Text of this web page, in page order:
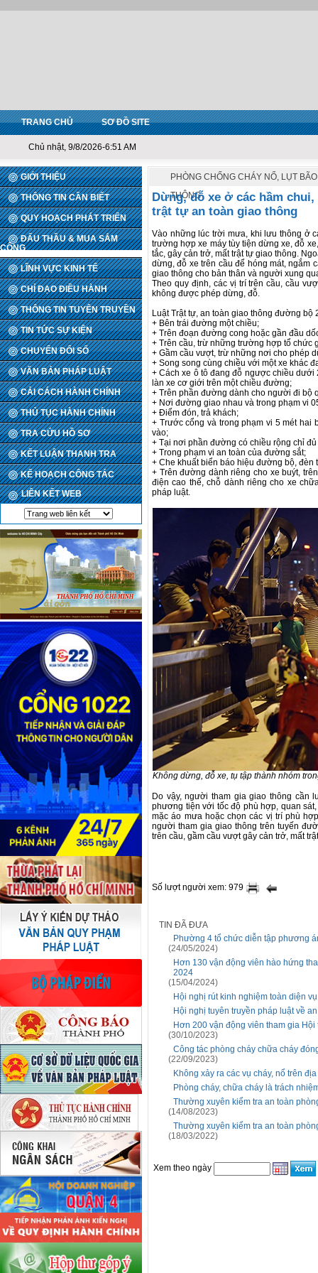
TRANG CHỦ SƠ ĐỒ SITE
Chủ nhật, 9/8/2026-6:51 AM
GIỚI THIỆU
THÔNG TIN CẦN BIẾT
QUY HOẠCH PHÁT TRIỂN
ĐẤU THẦU & MUA SẮM
CÔNG
LĨNH VỰC KINH TẾ
CHỈ ĐẠO ĐIỀU HÀNH
THÔNG TIN TUYÊN TRUYỀN
TIN TỨC SỰ KIỆN
CHUYỂN ĐỔI SỐ
VĂN BẢN PHÁP LUẬT
CẢI CÁCH HÀNH CHÍNH
THỦ TỤC HÀNH CHÍNH
TRA CỨU HỒ SƠ
KẾT LUẬN THANH TRA
KẾ HOẠCH CÔNG TÁC
LIÊN KẾT WEB
PHÒNG CHỐNG CHÁY NỔ, LỤT
THÔNG
Dừng, đỗ xe ở các hầm
trật tự an toàn giao thông
Vào những lúc trời mưa, khi lưu thông ở
trường hợp xe máy tùy tiện dừng xe, đỗ
tắc, gây cản trở, mất trật tự giao thông.
dừng, đỗ xe trên cầu để hóng mát, ngắm
giao thông cho bản thân và người xung
Theo quy định, các vị trí trên cầu, cầu
không được phép dừng, đỗ.
Luật Trật tự, an toàn giao thông đường
+ Bên trái đường một chiều;
+ Trên đoạn đường cong hoặc gần đầu
+ Trên cầu, trừ những trường hợp tổ chức
+ Gầm cầu vượt, trừ những nơi cho phép
+ Song song cùng chiều với một xe khác
+ Cách xe ô tô đang đỗ ngược chiều
làn xe cơ giới trên một chiều đường;
+ Trên phần đường dành cho người đi bộ
+ Nơi đường giao nhau và trong phạm vi
+ Điểm đón, trả khách;
+ Trước cổng và trong phạm vi 5 mét hai
vào;
+ Tại nơi phần đường có chiều rộng chỉ
+ Trong phạm vi an toàn của đường sắt;
+ Che khuất biển báo hiệu đường bộ, đèn
+ Trên đường dành riêng cho xe buýt,
điện cao thế, chỗ dành riêng cho xe
pháp luật.
Không dừng, đỗ xe, tụ tập thành nhóm
Do vậy, người tham gia giao thông cần
phương tiện với tốc độ phù hợp, quan
mặc áo mưa hoặc chọn các vị trí phù
người tham gia giao thông trên tuyến
trên cầu, gầm cầu vượt gây cản trở, mất
Số lượt người xem: 979
TIN ĐÃ ĐƯA
Phường 4 tổ chức diễn tập phương
(24/05/2024)
Hơn 130 vận động viên hào hứng
2024
(15/04/2024)
Hội nghị rút kinh nghiệm toàn diện
Hội nghị tuyên truyền pháp luật về
Hơn 200 vận động viên tham gia
(30/10/2023)
Công tác phòng cháy chữa cháy
(22/09/2023)
Không xảy ra các vụ cháy, nổ trên
Phòng cháy, chữa cháy là trách
Thường xuyên kiểm tra an toàn
(14/08/2023)
Thường xuyên kiểm tra an toàn
(18/03/2022)
Xem theo ngày